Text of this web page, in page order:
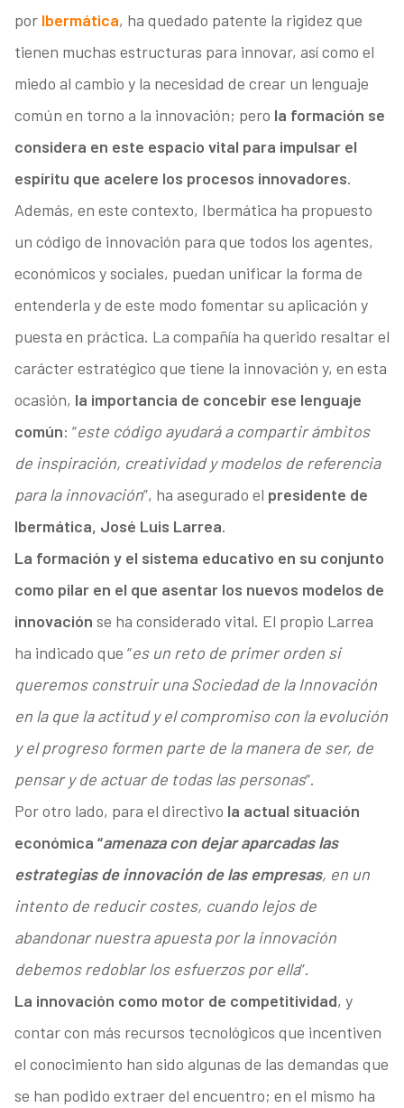
por Ibermática, ha quedado patente la rigidez que
tienen muchas estructuras para innovar, así como el
miedo al cambio y la necesidad de crear un lenguaje
común en torno a la innovación; pero la formación se
considera en este espacio vital para impulsar el
espíritu que acelere los procesos innovadores.
Además, en este contexto, Ibermática ha propuesto
un código de innovación para que todos los agentes,
económicos y sociales, puedan unificar la forma de
entenderla y de este modo fomentar su aplicación y
puesta en práctica. La compañía ha querido resaltar el
carácter estratégico que tiene la innovación y, en esta
ocasión, la importancia de concebir ese lenguaje
común: “este código ayudará a compartir ámbitos
de inspiración, creatividad y modelos de referencia
para la innovación”, ha asegurado el presidente de
Ibermática, José Luis Larrea.
La formación y el sistema educativo en su conjunto
como pilar en el que asentar los nuevos modelos de
innovación se ha considerado vital. El propio Larrea
ha indicado que “es un reto de primer orden si
queremos construir una Sociedad de la Innovación
en la que la actitud y el compromiso con la evolución
y el progreso formen parte de la manera de ser, de
pensar y de actuar de todas las personas“.
Por otro lado, para el directivo la actual situación
económica “amenaza con dejar aparcadas las
estrategias de innovación de las empresas, en un
intento de reducir costes, cuando lejos de
abandonar nuestra apuesta por la innovación
debemos redoblar los esfuerzos por ella”.
La innovación como motor de competitividad, y
contar con más recursos tecnológicos que incentiven
el conocimiento han sido algunas de las demandas que
se han podido extraer del encuentro; en el mismo ha